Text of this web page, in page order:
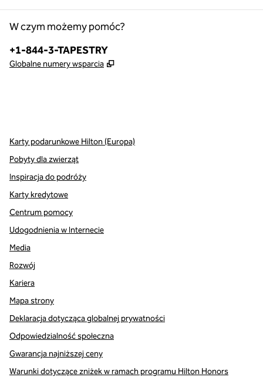
W czym możemy pomóc?
Telefon:
+1-844-3-TAPESTRY
Globalne numery wsparcia ,
Karty podarunkowe Hilton (Europa)
Pobyty dla zwierząt
Inspiracja do podróży
Karty kredytowe
Centrum pomocy
Udogodnienia w Internecie
Media
Rozwój
Kariera
Mapa strony
Deklaracja dotycząca globalnej prywatności
Odpowiedzialność społeczna
Gwarancja najniższej ceny
Warunki dotyczące zniżek w ramach programu Hilton Honors